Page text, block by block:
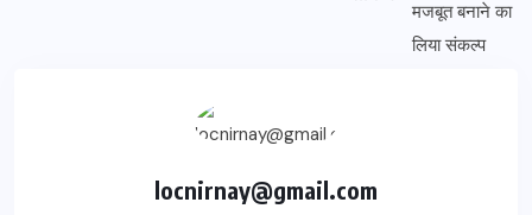
locnirnay@gmail.com